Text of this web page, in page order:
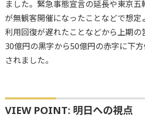
ました。緊急事態宣言の延長や東京五
が無観客開催になったことなどで想定
利用回復が遅れたことなどから上期の
30億円の黒字から50億円の赤字に下
されました。
VIEW POINT: 明日への視点